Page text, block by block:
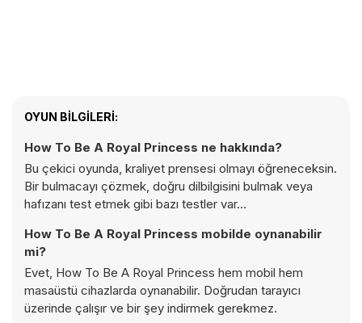
OYUN BILGILERI:
How To Be A Royal Princess ne hakkında?
Bu çekici oyunda, kraliyet prensesi olmayı öğreneceksin.
Bir bulmacayı çözmek, doğru dilbilgisini bulmak veya
hafızanı test etmek gibi bazı testler var...
How To Be A Royal Princess mobilde oynanabilir
mi?
Evet, How To Be A Royal Princess hem mobil hem
masaüstü cihazlarda oynanabilir. Doğrudan tarayıcı
üzerinde çalışır ve bir şey indirmek gerekmez.